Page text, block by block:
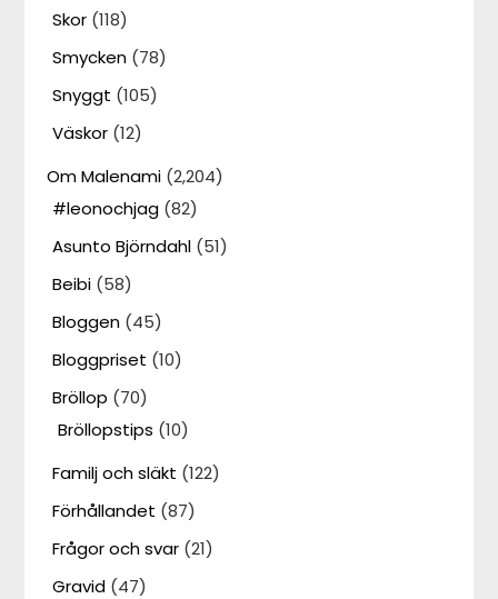
Skor (118)
Smycken (78)
Snyggt (105)
Väskor (12)
Om Malenami (2,204)
#leonochjag (82)
Asunto Björndahl (51)
Beibi (58)
Bloggen (45)
Bloggpriset (10)
Bröllop (70)
Bröllopstips (10)
Familj och släkt (122)
Förhållandet (87)
Frågor och svar (21)
Gravid (47)